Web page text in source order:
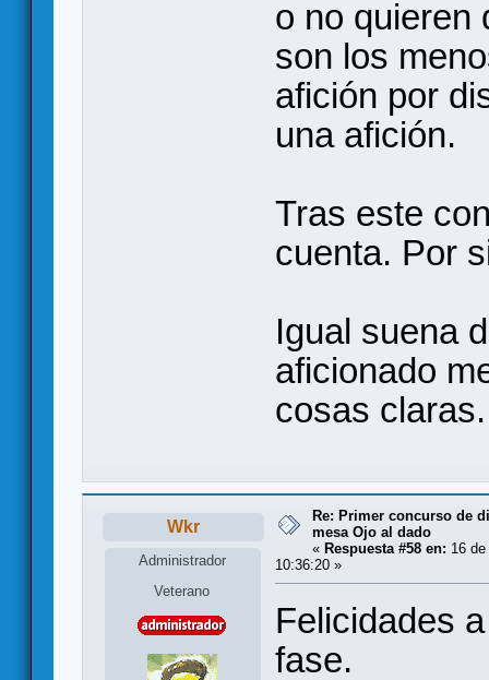
o no quieren
son los
afición por
una afición.
Tras este
cuenta. Por
Igual suena
aficionado
cosas claras.
Wkr
Administrador
Veterano
Re: Primer concurso de
mesa Ojo al dado
« Respuesta #58 en: 16
10:36:20 »
Felicidades
fase.